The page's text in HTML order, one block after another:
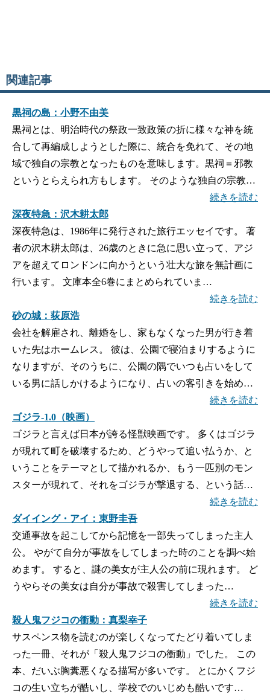
関連記事
黒祠の島：小野不由美
黒祠とは、明治時代の祭政一致政策の折に様々な神を統
合して再編成しようとした際に、統合を免れて、その地
域で独自の宗教となったものを意味します。黒祠＝邪教
というとらえられ方もします。 そのような独自の宗教…
続きを読む
深夜特急：沢木耕太郎
深夜特急は、1986年に発行された旅行エッセイです。 著
者の沢木耕太郎は、26歳のときに急に思い立って、アジ
アを超えてロンドンに向かうという壮大な旅を無計画に
行います。 文庫本全6巻にまとめられていま…
続きを読む
砂の城：荻原浩
会社を解雇され、離婚をし、家もなくなった男が行き着
いた先はホームレス。 彼は、公園で寝泊まりするように
なりますが、そのうちに、公園の隅でいつも占いをして
いる男に話しかけるようになり、占いの客引きを始め…
続きを読む
ゴジラ-1.0（映画）
ゴジラと言えば日本が誇る怪獣映画です。 多くはゴジラ
が現れて町を破壊するため、どうやって追い払うか、と
いうことをテーマとして描かれるか、もう一匹別のモン
スターが現れて、それをゴジラが撃退する、という話…
続きを読む
ダイイング・アイ：東野圭吾
交通事故を起こしてから記憶を一部失ってしまった主人
公。 やがて自分が事故をしてしまった時のことを調べ始
めます。 すると、謎の美女が主人公の前に現れます。 ど
うやらその美女は自分が事故で殺害してしまった…
続きを読む
殺人鬼フジコの衝動：真梨幸子
サスペンス物を読むのが楽しくなってたどり着いてしま
った一冊、それが「殺人鬼フジコの衝動」でした。 この
本、だいぶ胸糞悪くなる描写が多いです。 とにかくフジ
コの生い立ちが酷いし、学校でのいじめも酷いです…